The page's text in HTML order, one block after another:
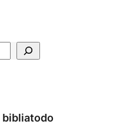
bibliatodo